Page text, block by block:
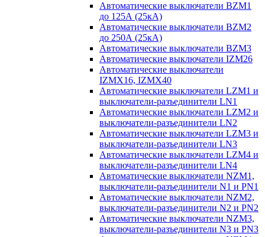
Автоматические выключатели BZM1
до 125А (25кА)
Автоматические выключатели BZM2
до 250А (25кА)
Автоматические выключатели BZM3
Автоматические выключатели IZM26
Автоматические выключатели
IZMX16, IZMX40
Автоматические выключатели LZM1 и
выключатели-разъединители LN1
Автоматические выключатели LZM2 и
выключатели-разъединители LN2
Автоматические выключатели LZM3 и
выключатели-разъединители LN3
Автоматические выключатели LZM4 и
выключатели-разъединители LN4
Автоматические выключатели NZM1,
выключатели-разъединители N1 и PN1
Автоматические выключатели NZM2,
выключатели-разъединители N2 и PN2
Автоматические выключатели NZM3,
выключатели-разъединители N3 и PN3